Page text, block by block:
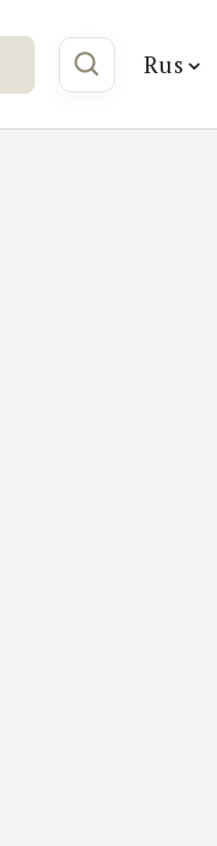
Rus